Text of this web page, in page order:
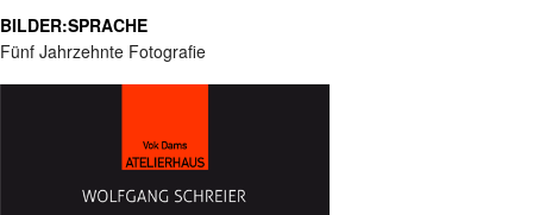
BILDER:SPRACHE
Fünf Jahrzehnte Fotografie